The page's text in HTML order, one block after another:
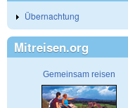
Übernachtung
Mitreisen.org
Gemeinsam reisen